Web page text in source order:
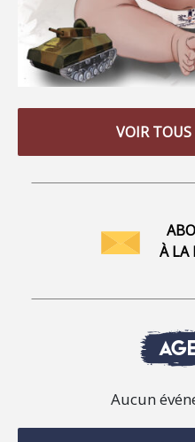
VOIR TOUS
À LA
Aucun